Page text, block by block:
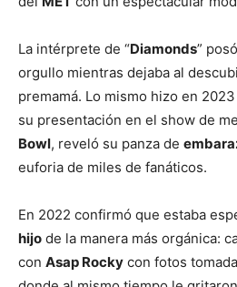
La intérprete de “Diamonds”
orgullo mientras dejaba al
premamá. Lo mismo hizo en
su presentación en el show de
Bowl, reveló su panza de
euforia de miles de fanáticos.
En 2022 confirmó que estaba
hijo de la manera más orgánica:
con Asap Rocky con fotos